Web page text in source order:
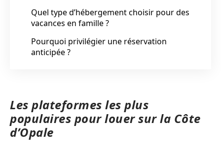
Quel type d’hébergement choisir pour des
vacances en famille ?
Pourquoi privilégier une réservation
anticipée ?
Les plateformes les plus
populaires pour louer sur la Côte
d’Opale